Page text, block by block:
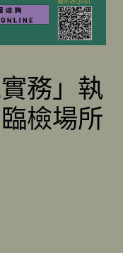
務」執
檢場所